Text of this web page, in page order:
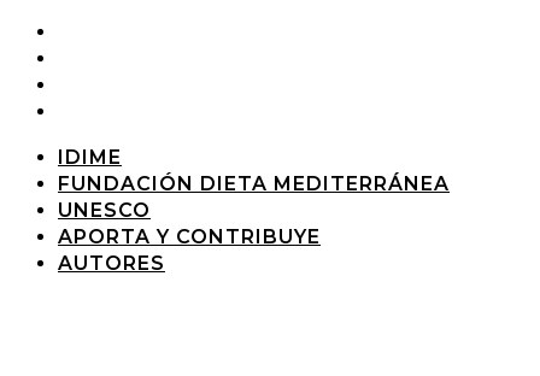
IDIME
FUNDACIÓN DIETA MEDITERRÁNEA
UNESCO
APORTA Y CONTRIBUYE
AUTORES